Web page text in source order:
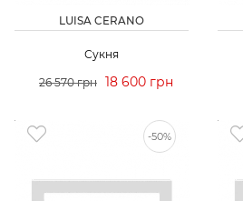
LUISA CERANO
Сукня
26 570 грн 18 600 грн
-50%